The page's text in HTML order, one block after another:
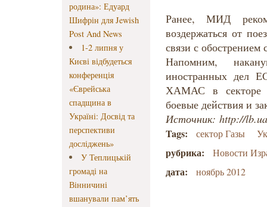
родина»: Едуард
Шифрін для Jewish
Post And News
1-2 липня у
Києві відбудеться
конференція
«Єврейська
спадщина в
Україні: Досвід та
перспективи
досліджень»
У Теплицькій
громаді на
Вінничині
вшанували пам’ять
Ранее, МИД
воздержаться от
связи с
Напомним,
иностранных дел
ХАМАС в секторе
боевые действия и
Источник: http://lb.ua
Tags: сектор Газы
рубрика: Новости
дата: ноябрь 2012